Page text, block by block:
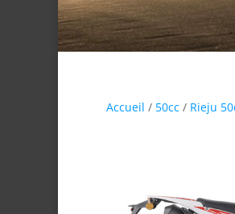
Accueil / 50cc / Rieju